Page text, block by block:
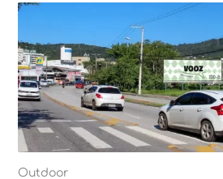
Outdoor